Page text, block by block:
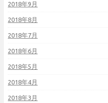
2018年9月
2018年8月
2018年7月
2018年6月
2018年5月
2018年4月
2018年3月